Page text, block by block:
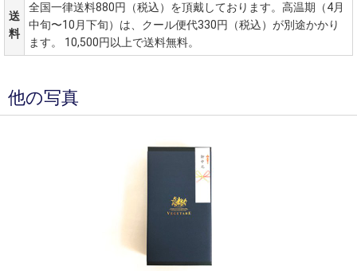
送
料
全国一律送料880円（税込）を頂戴しております。高温期（4月
中旬〜10月下旬）は、クール便代330円（税込）が別途かかり
ます。 10,500円以上で送料無料。
他の写真